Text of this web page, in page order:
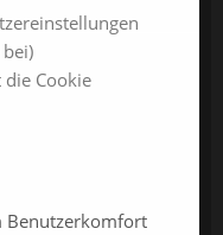
die Cookie
Benutzerkomfort